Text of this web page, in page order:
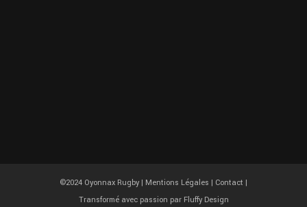
©2024 Oyonnax Rugby | Mentions Légales | Contact |
Transformé avec passion par Fluffy Design